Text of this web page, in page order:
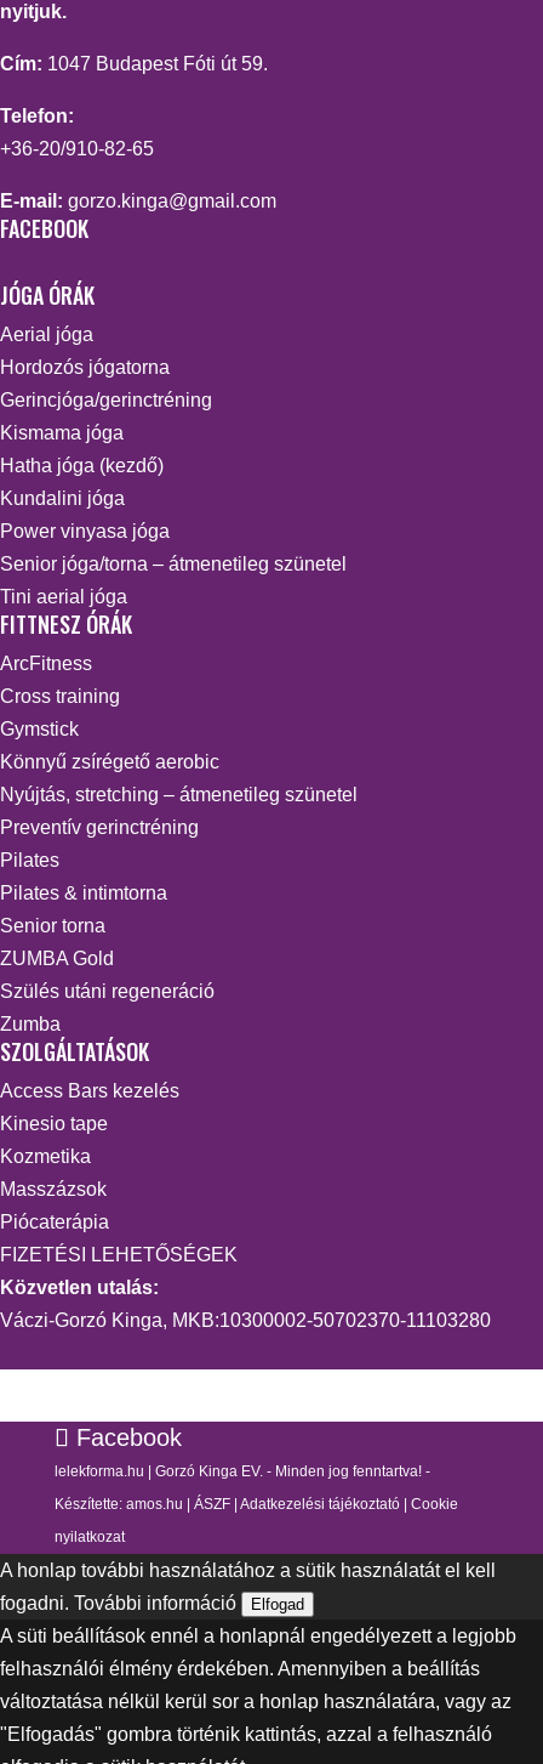
nyitjuk.
Cím: 1047 Budapest Fóti út 59.
Telefon:
+36-20/910-82-65
E-mail: gorzo.kinga@gmail.com
FACEBOOK
JÓGA ÓRÁK
Aerial jóga
Hordozós jógatorna
Gerincjóga/gerinctréning
Kismama jóga
Hatha jóga (kezdő)
Kundalini jóga
Power vinyasa jóga
Senior jóga/torna – átmenetileg szünetel
Tini aerial jóga
FITTNESZ ÓRÁK
ArcFitness
Cross training
Gymstick
Könnyű zsírégető aerobic
Nyújtás, stretching – átmenetileg szünetel
Preventív gerinctréning
Pilates
Pilates & intimtorna
Senior torna
ZUMBA Gold
Szülés utáni regeneráció
Zumba
SZOLGÁLTATÁSOK
Access Bars kezelés
Kinesio tape
Kozmetika
Masszázsok
Piócaterápia
FIZETÉSI LEHETŐSÉGEK
Közvetlen utalás:
Váczi-Gorzó Kinga, MKB:10300002-50702370-11103280
Facebook
lelekforma.hu | Gorzó Kinga EV. - Minden jog fenntartva! -
Készítette: amos.hu ÁSZF| Adatkezelési tájékoztató| Cookie
nyilatkozat
A honlap további használatához a sütik használatát el kell
fogadni. További információ Elfogad
A süti beállítások ennél a honlapnál engedélyezett a legjobb
felhasználói élmény érdekében. Amennyiben a beállítás
változtatása nélkül kerül sor a honlap használatára, vagy az
"Elfogadás" gombra történik kattintás, azzal a felhasználó